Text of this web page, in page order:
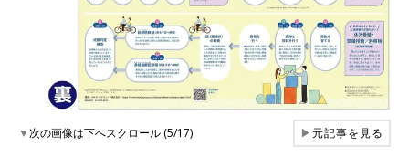
▼次の画像は下へスクロール (5/17) ▶元記事を見る